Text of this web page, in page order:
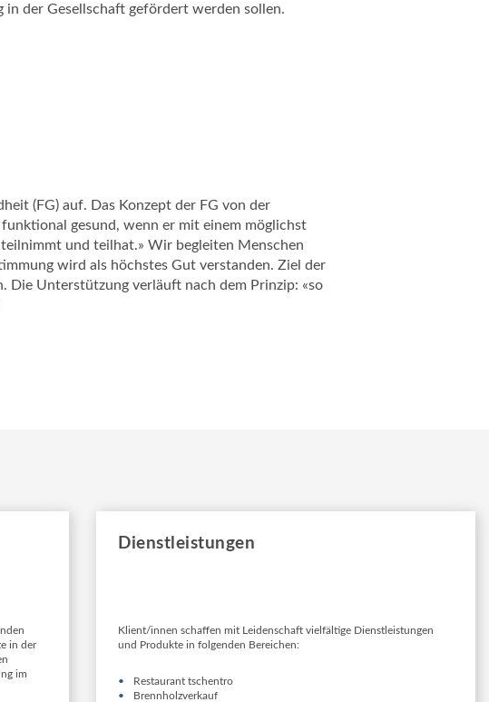
der Gesellschaft gefördert werden sollen.
(FG) auf. Das Konzept der FG von der
gesund, wenn er mit einem möglichst
und teilhat.» Wir begleiten Menschen
wird als höchstes Gut verstanden. Ziel der
Die Unterstützung verläuft nach dem Prinzip: «so
in der
im
Dienstleistungen
Klient/innen schaffen mit Leidenschaft vielfältige Dienstleistungen
und Produkte in folgenden Bereichen:
Restaurant tschentro
Brennholzverkauf